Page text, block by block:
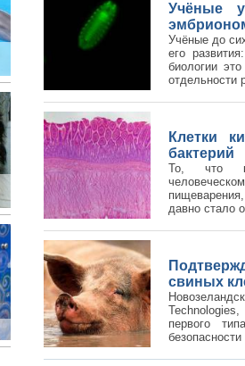
Учёные
Учёные до
его
биологии
отдельности
Клетки
бактерий
То, что
давно стало
свиных
первого